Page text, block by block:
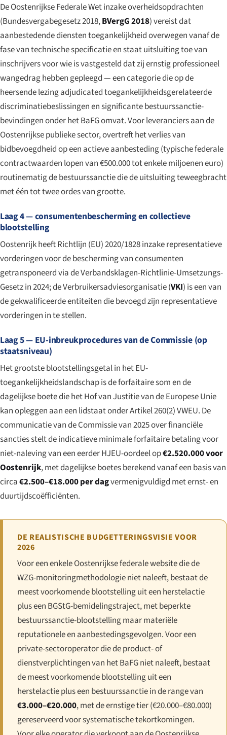
De Oostenrijkse Federale Wet inzake overheidsopdrachten
(Bundesvergabegesetz 2018,BVergG 2018) vereist dat
aanbestedende diensten toegankelijkheid overwegen vanaf de
fase van technische specificatie en staat uitsluiting toe van
inschrijvers voor wie is vastgesteld dat zij ernstig professioneel
wangedrag hebben gepleegd — een categorie die op de
heersende lezing adjudicated toegankelijkheidsgerelateerde
discriminatiebeslissingen en significante bestuurssanctie-
bevindingen onder het BaFG omvat. Voor leveranciers aan de
Oostenrijkse publieke sector, overtreft het verlies van
bidbevoegdheid op een actieve aanbesteding (typische federale
contractwaarden lopen van €500.000 tot enkele miljoenen euro)
routinematig de bestuurssanctie die de uitsluiting teweegbracht
met één tot twee ordes van grootte.
Laag 4 — consumentenbescherming en collectieve
blootstelling
Oostenrijk heeft Richtlijn (EU) 2020/1828 inzake representatieve
vorderingen voor de bescherming van consumenten
getransponeerd via deVerbandsklagen-Richtlinie-Umsetzungs-
Gesetzin 2024; de Verbruikersadviesorganisatie (VKI) is een van
de gekwalificeerde entiteiten die bevoegd zijn representatieve
vorderingen in te stellen.
Laag 5 — EU-inbreukprocedures van de Commissie (op
staatsniveau)
Het grootste blootstellingsgetal in het EU-
toegankelijkheidslandschap is de forfaitaire som en de
dagelijkse boete die het Hof van Justitie van de Europese Unie
kan opleggen aan een lidstaat onder Artikel 260(2) VWEU. De
communicatie van de Commissie van 2025 over financiële
sancties stelt de indicatieve minimale forfaitaire betaling voor
niet-naleving van een eerder HJEU-oordeel op€2.520.000 voor
Oostenrijk, met dagelijkse boetes berekend vanaf een basis van
circa€2.500–€18.000 per dagvermenigvuldigd met ernst- en
duurtijdscoëfficiënten.
DE REALISTISCHE BUDGETTERINGSVISIE VOOR
2026
Voor een enkele Oostenrijkse federale website die de
WZG-monitoringmethodologie niet naleeft, bestaat de
meest voorkomende blootstelling uit een herstelactie
plus een BGStG-bemidelingstraject, met beperkte
bestuurssanctie-blootstelling maar materiële
reputationele en aanbestedingsgevolgen. Voor een
private-sectoroperator die de product- of
dienstverplichtingen van het BaFG niet naleeft, bestaat
de meest voorkomende blootstelling uit een
herstelactie plus een bestuurssanctie in de range van
€3.000–€20.000, met de ernstige tier (€20.000–€80.000)
gereserveerd voor systematische tekortkomingen.